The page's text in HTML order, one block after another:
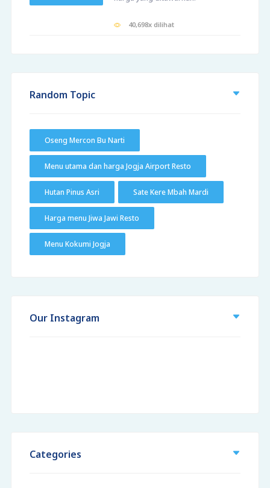
40,698x dilihat
Random Topic
Oseng Mercon Bu Narti
Menu utama dan harga Jogja Airport Resto
Hutan Pinus Asri Sate Kere Mbah Mardi
Harga menu Jiwa Jawi Resto
Menu Kokumi Jogja
Our Instagram
Categories